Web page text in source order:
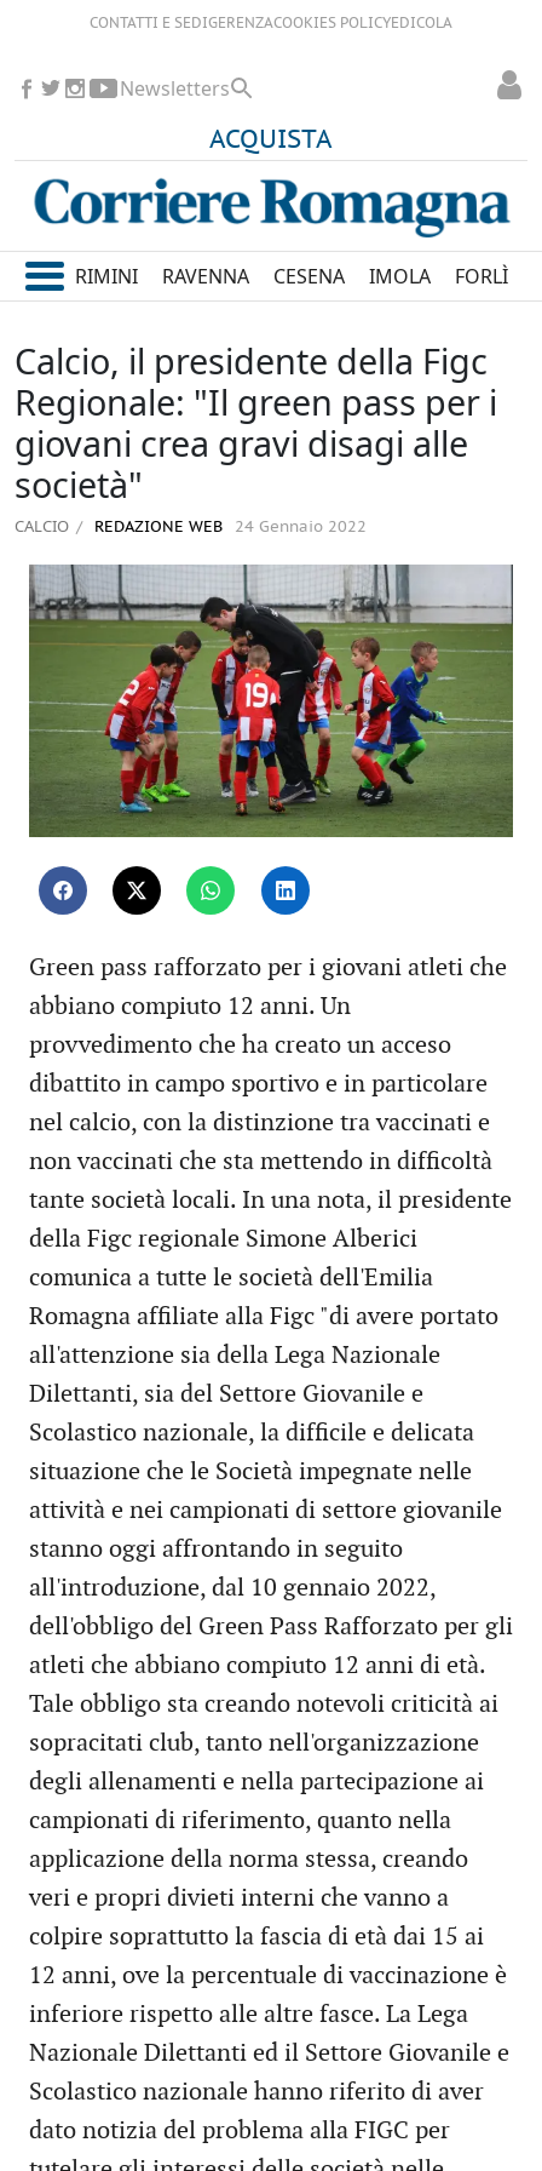
CONTATTI E SEDIGERENZACOOKIES POLICYEDICOLA
ACQUISTA
Newsletters
RIMINI RAVENNA CESENA IMOLA FORLÌ
Calcio, il presidente della Figc
Regionale: "Il green pass per i
giovani crea gravi disagi alle
società"
CALCIO REDAZIONE WEB 24 Gennaio 2022
Green pass rafforzato per i giovani atleti che
abbiano compiuto 12 anni. Un
provvedimento che ha creato un acceso
dibattito in campo sportivo e in particolare
nel calcio, con la distinzione tra vaccinati e
non vaccinati che sta mettendo in difficoltà
tante società locali. In una nota, il presidente
della Figc regionale Simone Alberici
comunica a tutte le società dell'Emilia
Romagna affiliate alla Figc "di avere portato
all'attenzione sia della Lega Nazionale
Dilettanti, sia del Settore Giovanile e
Scolastico nazionale, la difficile e delicata
situazione che le Società impegnate nelle
attività e nei campionati di settore giovanile
stanno oggi affrontando in seguito
all'introduzione, dal 10 gennaio 2022,
dell'obbligo del Green Pass Rafforzato per gli
atleti che abbiano compiuto 12 anni di età.
Tale obbligo sta creando notevoli criticità ai
sopracitati club, tanto nell'organizzazione
degli allenamenti e nella partecipazione ai
campionati di riferimento, quanto nella
applicazione della norma stessa, creando
veri e propri divieti interni che vanno a
colpire soprattutto la fascia di età dai 15 ai
12 anni, ove la percentuale di vaccinazione è
inferiore rispetto alle altre fasce. La Lega
Nazionale Dilettanti ed il Settore Giovanile e
Scolastico nazionale hanno riferito di aver
dato notizia del problema alla FIGC per